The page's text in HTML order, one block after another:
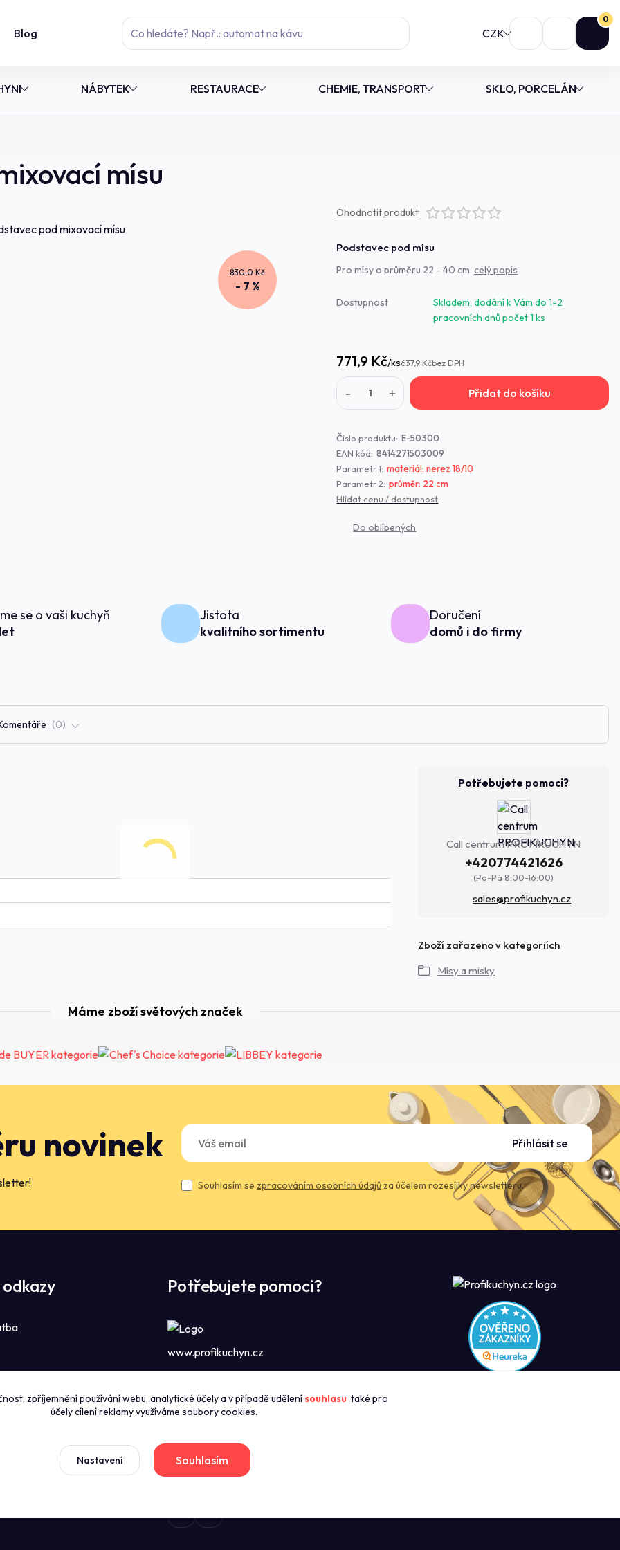
Blog CZK
0
NÁBYTEK RESTAURACE CHEMIE, TRANSPORT SKLO, PORCELÁN
mísu
830,0 Kč
- 7 %
Ohodnotit produkt
Podstavec pod mísu
Pro mísy o průměru 22 - 40 cm.celý popis
Dostupnost
Skladem, dodání k Vám do 1-2
pracovních dnů počet 1 ks
771,9 Kč/ks637,9 Kčbez DPH
Přidat do košíku
Číslo produktu: E-50300
EAN kód: 8414271503009
Parametr 1: materiál: nerez 18/10
Parametr 2: průměr: 22 cm
Hlídat cenu / dostupnost
se o vaši kuchyň
Jistota
kvalitního sortimentu
Doručení
domů i do firmy
0
Potřebujete pomoci?
Call centrum PROFIKUCHYN
+420774421626
(Po-Pá 8:00-16:00)
sales@profikuchyn.cz
Zboží zařazeno v kategoriích
Mísy a misky
novinek Přihlásit se
Souhlasím se zpracováním osobních údajůza účelem rozesílky newsletteru.
Máme zboží světových značek
Potřebujete pomoci?
www.profikuchyn.cz
+420774421626
sales@profikuchyn.cz
zpříjemnění používání webu, analytické účely a v případě udělenísouhlasu také pro
účely cílení reklamy využíváme soubory cookies.
Nastavení Souhlasím